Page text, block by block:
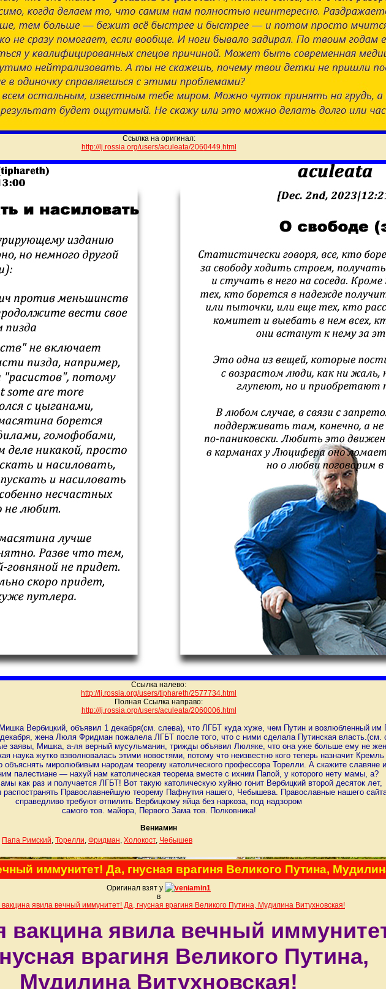
Ссылка на оригинал:
http://lj.rossia.org/users/aculeata/2060449.html
Ссылка налево:
http://lj.rossia.org/users/tiphareth/2577734.html
Полная Ссылка направо:
http://lj.rossia.org/users/aculeata/2060006.html
Вербицкий, объявил 1 декабря(см. слева), что ЛГБТ куда хуже, чем Путин и возлюбленный им
жена Люля Фридман пожалела ЛГБТ после того, что с ними сделала Путинская власть.(см.
заявы, Мишка, а-ля верный мусульманин, трижды объявил Люляке, что она уже больше ему не
наука жутко взволновалась этими новостями, потому что неизвестно кого теперь назначит Кремль
объяснять миролюбивым народам теорему католического профессора Торелли. А скажите славяне и
палестиане — нахуй нам католическая теорема вместе с ихним Папой, у которого нету мамы, а?
как раз и получается ЛГБТ! Вот такую католическую хуйню гонит Вербицкий второй десяток лет,
распостранять Православнейшую теорему Пафнутия нашего, Чебышева. Православные нашего
справедливо требуют отпилить Вербицкому яйца без наркоза, под надзором
самого тов. майора, Первого Зама тов. Полковника!
Вениамин
Папа Римский, Торелли, Фридман, Холокост, Чебышев
иммунитет! Да, гнусная врагиня Великого Путина,
Оригинал взят у
veniamin1
в
вакцина явила вечный иммунитет! Да, гнусная врагиня Великого Путина, Мудилина Витухновская!
вакцина явила вечный
врагиня Великого Путина,
Мудилина Витухновская!